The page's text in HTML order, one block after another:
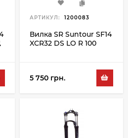
АРТИКУЛ: 1200083
Вилка SR Suntour SF14
XCR32 DS LO R 100
5 750 грн.